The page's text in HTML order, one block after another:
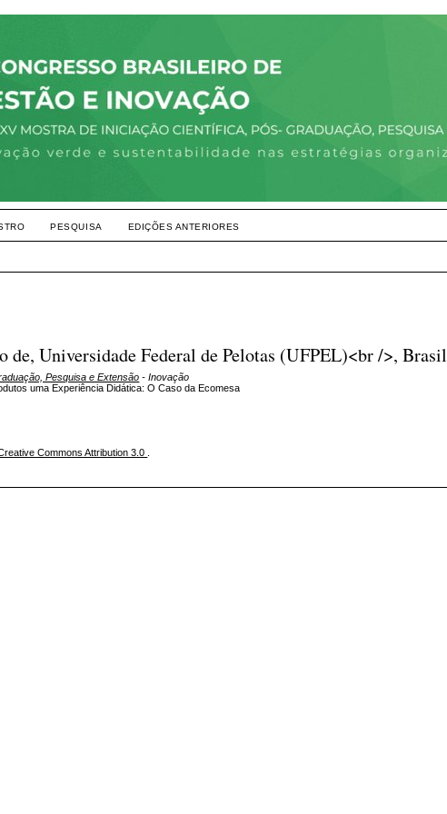
PESQUISA EDIÇÕES ANTERIORES
de, Universidade Federal de Pelotas (UFPEL)<br />, Brasil
Pesquisa e Extensão - Inovação
uma Experiência Didática: O Caso da Ecomesa
Commons Attribution 3.0